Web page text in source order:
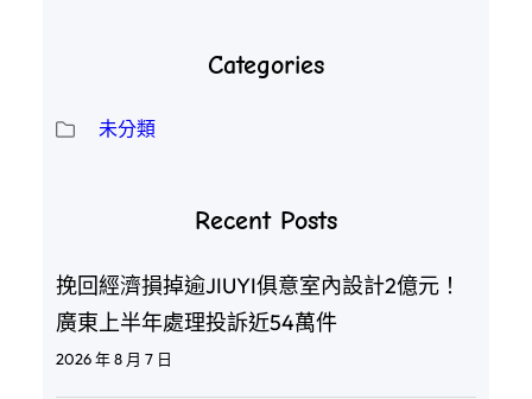
Categories
未分類
Recent Posts
挽回經濟損掉逾JIUYI俱意室內設計2億元！
廣東上半年處理投訴近54萬件
2026 年 8 月 7 日